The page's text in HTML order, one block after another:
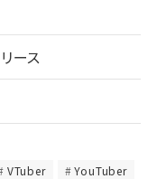
ース
VTuber
YouTuber